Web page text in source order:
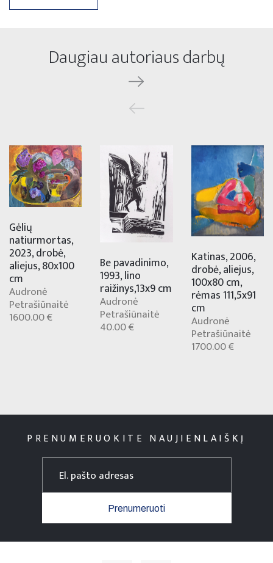
Daugiau autoriaus darbų
Gėlių
natiurmortas,
2023, drobė,
aliejus, 80x100
cm
Audronė
Petrašiūnaitė
1600.00 €
Be pavadinimo,
1993, lino
raižinys,13x9 cm
Audronė
Petrašiūnaitė
40.00 €
Katinas, 2006,
drobė, aliejus,
100x80 cm,
rėmas 111,5x91
cm
Audronė
Petrašiūnaitė
1700.00 €
PRENUMERUOKITE NAUJIENLAIŠKĮ
Prenumeruoti